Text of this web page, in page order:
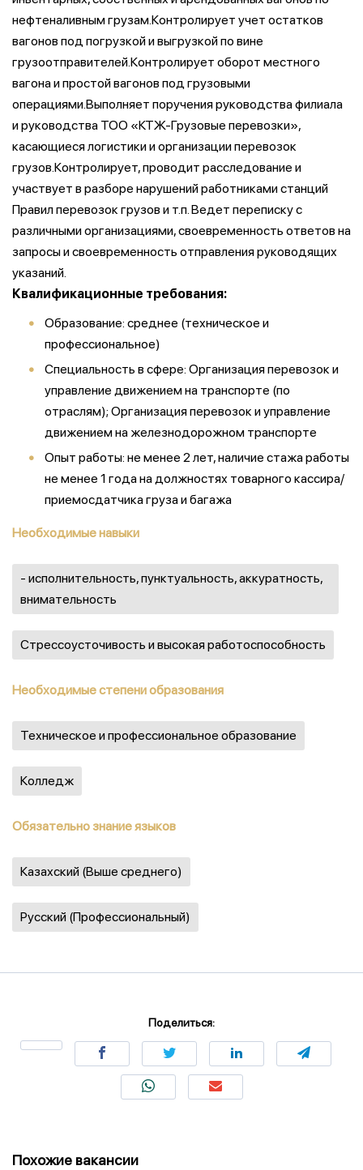
нефтеналивным грузам.Контролирует учет остатков
вагонов под погрузкой и выгрузкой по вине
грузоотправителей.Контролирует оборот местного
вагона и простой вагонов под грузовыми
операциями.Выполняет поручения руководства филиала
и руководства ТОО «КТЖ-Грузовые перевозки»,
касающиеся логистики и организации перевозок
грузов.Контролирует, проводит расследование и
участвует в разборе нарушений работниками станций
Правил перевозок грузов и т.п. Ведет переписку с
различными организациями, своевременность ответов на
запросы и своевременность отправления руководящих
указаний.
Квалификационные требования:
Образование: среднее (техническое и
профессиональное)
Специальность в сфере: Организация перевозок и
управление движением на транспорте (по
отраслям); Организация перевозок и управление
движением на железнодорожном транспорте
Опыт работы: не менее 2 лет, наличие стажа работы
не менее 1 года на должностях товарного кассира/
приемосдатчика груза и багажа
Необходимые навыки
- исполнительность, пунктуальность, аккуратность,
внимательность
Стрессоусточивость и высокая работоспособность
Необходимые степени образования
Техническое и профессиональное образование
Колледж
Обязательно знание языков
Казахский (Выше среднего)
Русский (Профессиональный)
Поделиться:
Похожие вакансии